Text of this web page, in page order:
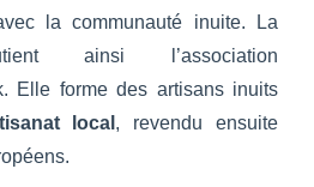
la communauté inuite. La
ainsi
l’association
Elle forme des artisans inuits
local , revendu ensuite